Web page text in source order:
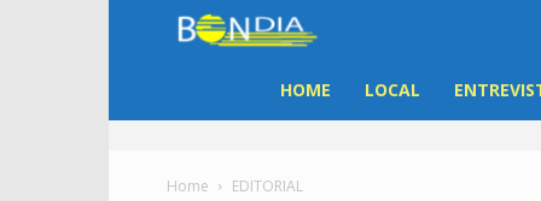
Dia
HOME LOCAL
Home EDITORIAL